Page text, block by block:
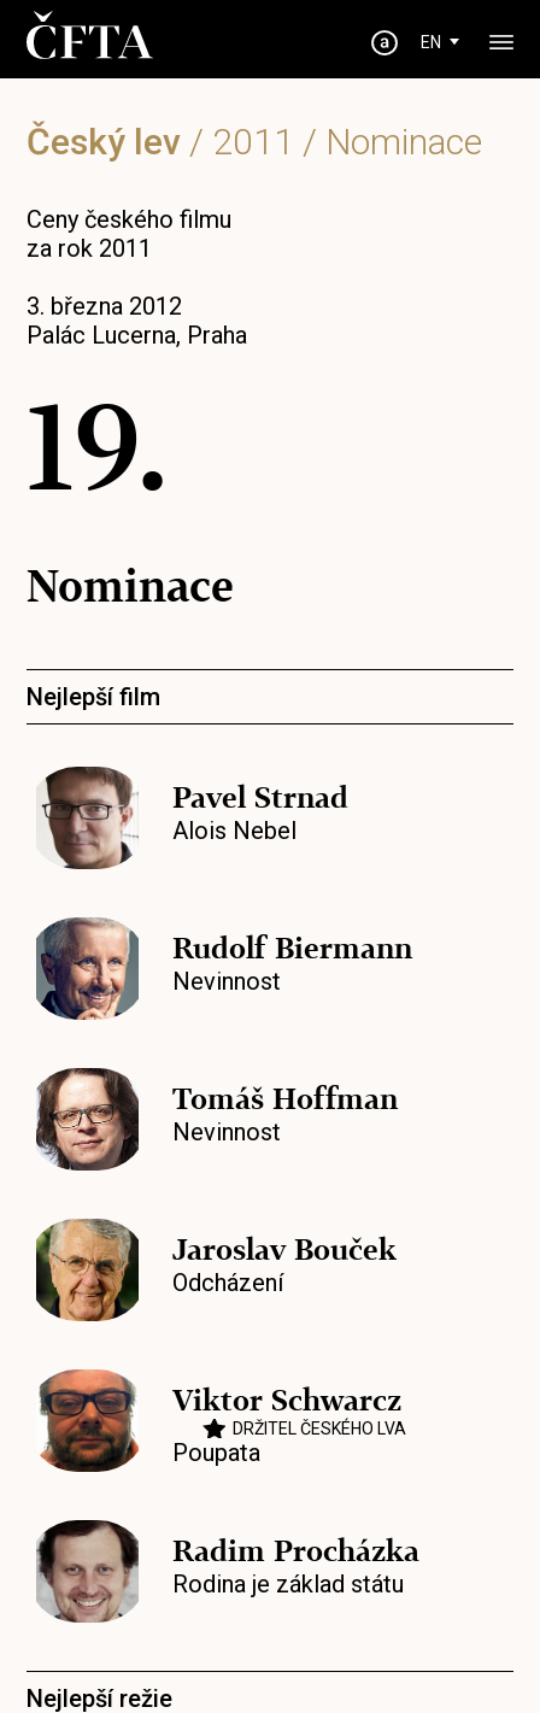
EN
Český lev / 2011 / Nominace
Ceny českého filmu
za rok 2011
3. března 2012
Palác Lucerna, Praha
19.
Nominace
Nejlepší film
Pavel Strnad
Alois Nebel
Rudolf Biermann
Nevinnost
Tomáš Hoffman
Nevinnost
Jaroslav Bouček
Odcházení
Viktor Schwarcz
DRŽITEL ČESKÉHO LVA
Poupata
Radim Procházka
Rodina je základ státu
Nejlepší režie